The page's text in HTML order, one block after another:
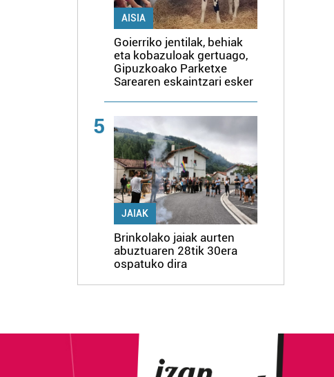
AISIA
Goierriko jentilak, behiak
eta kobazuloak gertuago,
Gipuzkoako Parketxe
Sarearen eskaintzari esker
5
JAIAK
Brinkolako jaiak aurten
abuztuaren 28tik 30era
ospatuko dira